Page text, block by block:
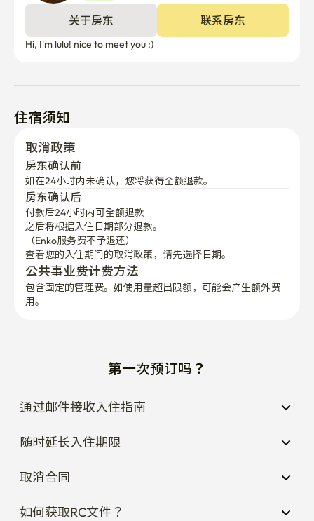
关于房东 联系房东
Hi, I'm lulu! nice to meet you :)
住宿须知
取消政策
房东确认前
如在24小时内未确认，您将获得全额退款。
房东确认后
付款后24小时内可全额退款
之后将根据入住日期部分退款。
（Enko服务费不予退还）
查看您的入住期间的取消政策，请先选择日期。
公共事业费计费方法
包含固定的管理费。如使用量超出限额，可能会产生额外费
用。
第一次预订吗？
通过邮件接收入住指南
随时延长入住期限
取消合同
如何获取RC文件？